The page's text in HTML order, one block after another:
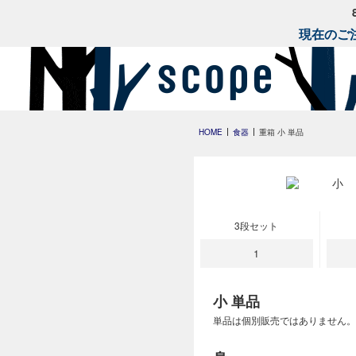
現在のご
HOME 食器 重箱 小 単品
小
3段セット
1
小 単品
単品は個別販売ではありません。